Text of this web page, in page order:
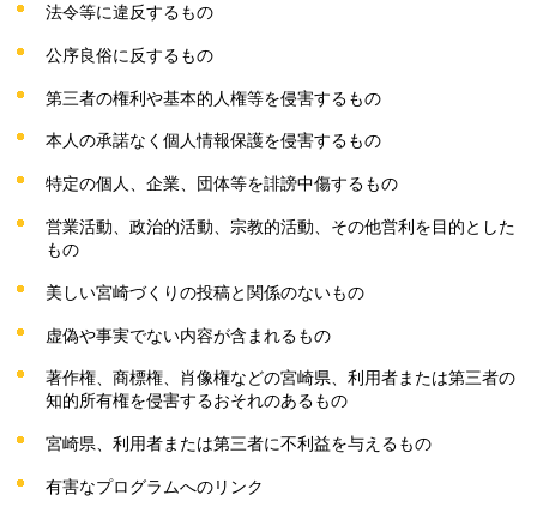
法令等に違反するもの
公序良俗に反するもの
第三者の権利や基本的人権等を侵害するもの
本人の承諾なく個人情報保護を侵害するもの
特定の個人、企業、団体等を誹謗中傷するもの
営業活動、政治的活動、宗教的活動、その他営利を目的とした
もの
美しい宮崎づくりの投稿と関係のないもの
虚偽や事実でない内容が含まれるもの
著作権、商標権、肖像権などの宮崎県、利用者または第三者の
知的所有権を侵害するおそれのあるもの
宮崎県、利用者または第三者に不利益を与えるもの
有害なプログラムへのリンク